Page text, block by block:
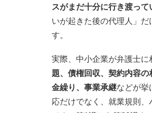
スがまだ十分に行き渡って
いが起きた後の代理人」だ
す。
実際、中小企業が弁護士に
題、債権回収、契約内容
金繰り、事業承継などが挙
応だけでなく、就業規則